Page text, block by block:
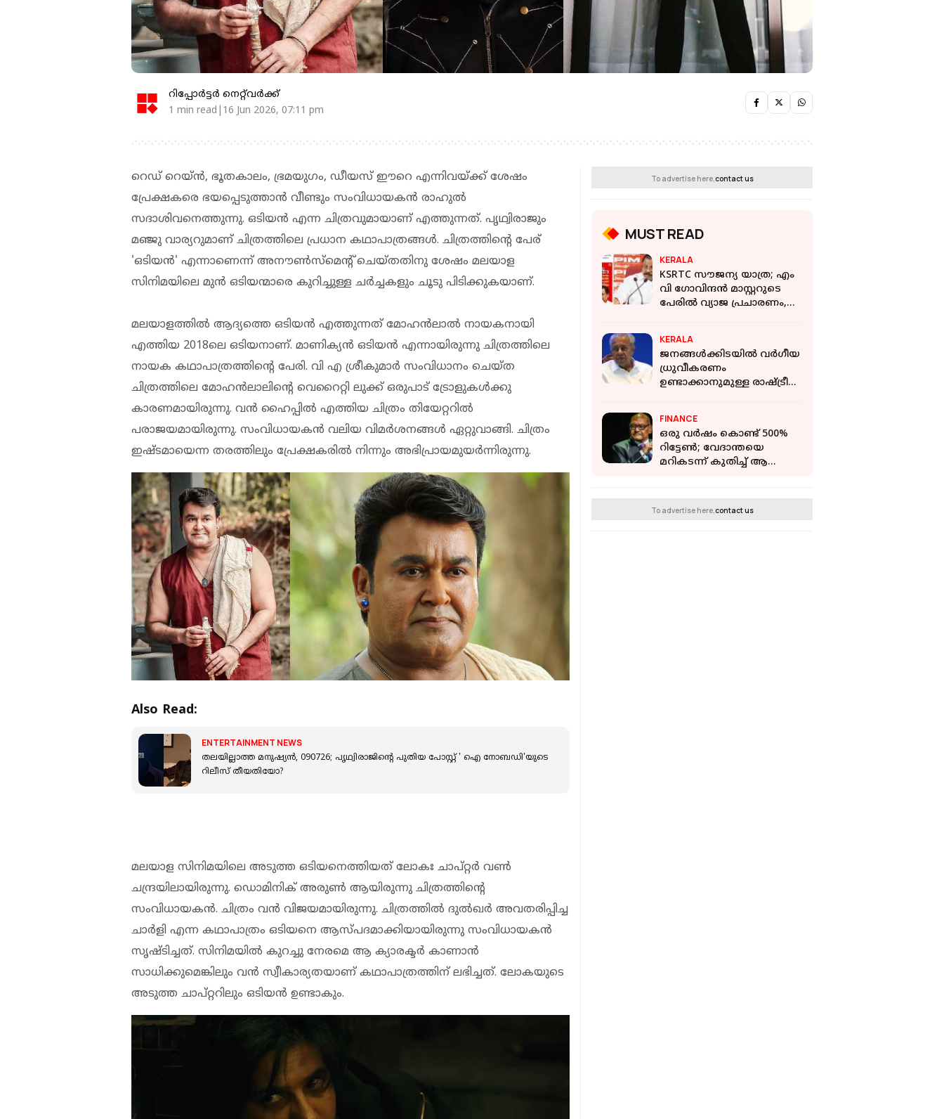
റിപ്പോർട്ടർ നെറ്റ്‌വര്‍ക്ക്‌
1 min read|16 Jun 2026, 07:11 pm
റെഡ് റെയ്ന്‍, ഭൂതകാലം, ഭ്രമയുഗം, ഡീയസ് ഈറെ എന്നിവയ്ക്ക് ശേഷം
പ്രേക്ഷകരെ ഭയപ്പെടുത്താന്‍ വീണ്ടും സംവിധായകന്‍ രാഹുല്‍
സദാശിവനെത്തുന്നു. ഒടിയന്‍ എന്ന ചിത്രവുമായാണ് എത്തുന്നത്. പൃഥ്വിരാജും
മഞ്ജു വാര്യറുമാണ് ചിത്രത്തിലെ പ്രധാന കഥാപാത്രങ്ങള്‍. ചിത്രത്തിന്റെ പേര്
'ഒടിയന്‍' എന്നാണെന്ന് അനൗണ്‍സ്‌മെന്റ് ചെയ്തതിനു ശേഷം മലയാള
സിനിമയിലെ മുന്‍ ഒടിയന്മാരെ കുറിച്ചുള്ള ചര്‍ച്ചകളും ചൂടു പിടിക്കുകയാണ്.
മലയാളത്തില്‍ ആദ്യത്തെ ഒടിയന്‍ എത്തുന്നത് മോഹന്‍ലാല്‍ നായകനായി
എത്തിയ 2018ലെ ഒടിയനാണ്. മാണിക്യന്‍ ഒടിയന്‍ എന്നായിരുന്നു ചിത്രത്തിലെ
നായക കഥാപാത്രത്തിന്‍റെ പേരി. വി എ ശ്രീകുമാര്‍ സംവിധാനം ചെയ്ത
ചിത്രത്തിലെ മോഹന്‍ലാലിന്റെ വെറൈറ്റി ലുക്ക് ഒരുപാട് ട്രോളുകള്‍ക്കു
കാരണമായിരുന്നു. വന്‍ ഹൈപ്പില്‍ എത്തിയ ചിത്രം തിയേറ്ററില്‍
പരാജയമായിരുന്നു. സംവിധായകന്‍ വലിയ വിമര്‍ശനങ്ങള്‍ ഏറ്റുവാങ്ങി. ചിത്രം
ഇഷ്ടമായെന്ന തരത്തിലും പ്രേക്ഷകരില്‍ നിന്നും അഭിപ്രായമുയര്‍ന്നിരുന്നു.
Also Read:
ENTERTAINMENT NEWS
തലയില്ലാത്ത മനുഷ്യന്‍, 090726; പൃഥ്വിരാജിന്റെ പുതിയ പോസ്റ്റ് ' ഐ നോബഡി'യുടെ
റിലീസ് തീയതിയോ?
മലയാള സിനിമയിലെ അടുത്ത ഒടിയനെത്തിയത് ലോകഃ ചാപ്റ്റര്‍ വണ്‍
ചന്ദ്രയിലായിരുന്നു. ഡൊമിനിക് അരുണ്‍ ആയിരുന്നു ചിത്രത്തിന്റെ
സംവിധായകന്‍. ചിത്രം വന്‍ വിജയമായിരുന്നു. ചിത്രത്തില്‍ ദുല്‍ഖര്‍ അവതരിപ്പിച്ച
ചാര്‍ളി എന്ന കഥാപാത്രം ഒടിയനെ ആസ്പദമാക്കിയായിരുന്നു സംവിധായകന്‍
സൃഷ്ടിച്ചത്. സിനിമയില്‍ കുറച്ചു നേരമെ ആ ക്യാരക്ടര്‍ കാണാന്‍
സാധിക്കുമെങ്കിലും വന്‍ സ്വീകാര്യതയാണ് കഥാപാത്രത്തിന് ലഭിച്ചത്. ലോകയുടെ
അടുത്ത ചാപ്റ്ററിലും ഒടിയന്‍ ഉണ്ടാകും.
To advertise here, contact us
MUST READ
KERALA
KSRTC സൗജന്യ യാത്ര; എം
വി ഗോവിന്ദന്‍ മാസ്റ്ററുടെ
പേരില്‍ വ്യാജ പ്രചാരണം,
KERALA
ജനങ്ങൾക്കിടയിൽ വർഗീയ
ധ്രുവീകരണം
ഉണ്ടാക്കാനുമുള്ള രാഷ്ട്രീയ
പിണറായി
FINANCE
ഒരു വർഷം കൊണ്ട് 500%
റിട്ടേൺ; വേദാന്തയെ
മറികടന്ന് കുതിച്ച് ആ
To advertise here, contact us